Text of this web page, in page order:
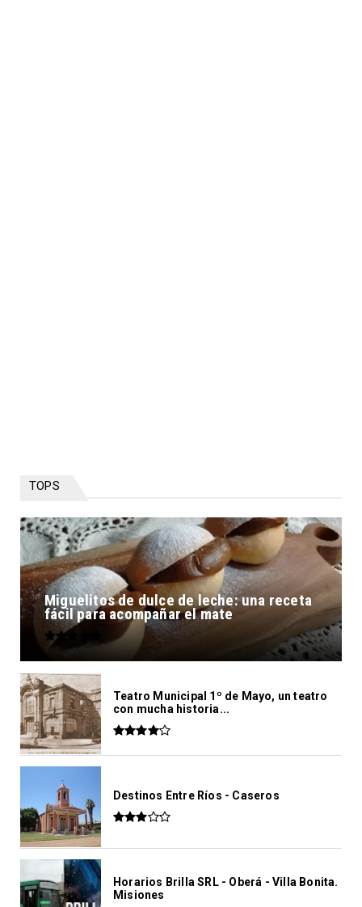
TOPS
Miguelitos de dulce de leche: una receta
fácil para acompañar el mate
Teatro Municipal 1º de Mayo, un teatro
con mucha historia...
Destinos Entre Ríos - Caseros
Horarios Brilla SRL - Oberá - Villa Bonita.
Misiones